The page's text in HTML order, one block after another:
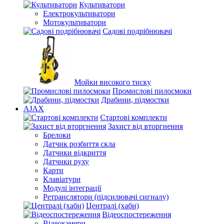
Культиватори
Електрокультиватори
Мотокультиватори
Садові подрібнювачі
Мойки високого тиску
Промислові пилосмоки
Драбини, підмостки
AJAX
Стартові комплекти
Захист від вторгнення
Брелоки
Датчик розбиття скла
Датчики відкриття
Датчики руху
Карти
Клавіатури
Модулі інтеграції
Ретранслятори (підсилювачі сигналу)
Централі (хаби)
Відеоспостереження